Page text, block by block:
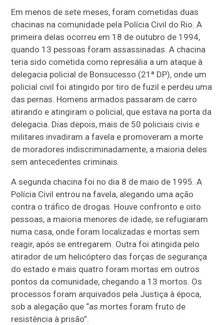
Em menos de sete meses, foram cometidas duas
chacinas na comunidade pela Polícia Civil do Rio. A
primeira delas ocorreu em 18 de outubro de 1994,
quando 13 pessoas foram assassinadas. A chacina
teria sido cometida como represália a um ataque à
delegacia policial de Bonsucesso (21ª DP), onde um
policial civil foi atingido por tiro de fuzil e perdeu uma
das pernas. Homens armados passaram de carro
atirando e atingiram o policial, que estava na porta da
delegacia. Dias depois, mais de 50 policiais civis e
militares invadiram a favela e promoveram a morte
de moradores indiscriminadamente, a maioria deles
sem antecedentes criminais.
A segunda chacina foi no dia 8 de maio de 1995. A
Polícia Civil entrou na favela, alegando uma ação
contra o tráfico de drogas. Houve confronto e oito
pessoas, a maioria menores de idade, se refugiaram
numa casa, onde foram localizadas e mortas sem
reagir, após se entregarem. Outra foi atingida pelo
atirador de um helicóptero das forças de segurança
do estado e mais quatro foram mortas em outros
pontos da comunidade, chegando a 13 mortos. Os
processos foram arquivados pela Justiça à época,
sob a alegação que “as mortes foram fruto de
resistência à prisão”.